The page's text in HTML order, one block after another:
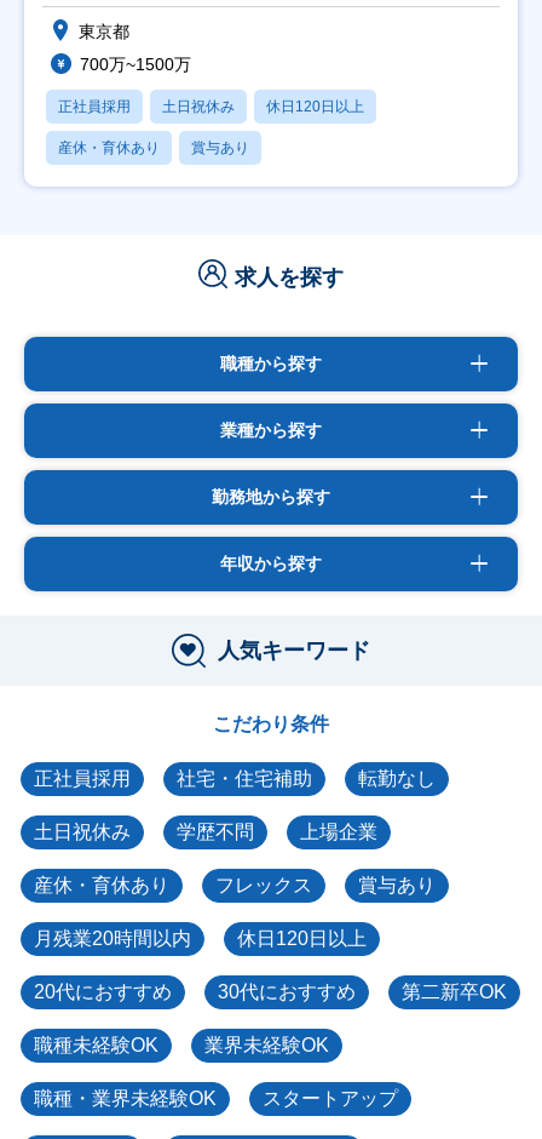
東京都
700万~1500万
正社員採用 土日祝休み 休日120日以上
産休・育休あり 賞与あり
求人を探す
職種から探す
業種から探す
勤務地から探す
年収から探す
人気キーワード
こだわり条件
正社員採用 社宅・住宅補助 転勤なし
土日祝休み 学歴不問 上場企業
産休・育休あり フレックス 賞与あり
月残業20時間以内 休日120日以上
20代におすすめ 30代におすすめ 第二新卒OK
職種未経験OK 業界未経験OK
職種・業界未経験OK スタートアップ